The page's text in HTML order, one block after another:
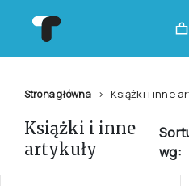
Strona główna Książki i inne
Książki i inne
artykuły
wg: